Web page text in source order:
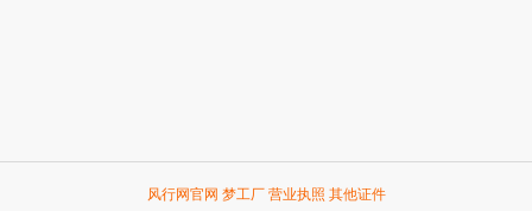
风行网官网 梦工厂 营业执照 其他证件